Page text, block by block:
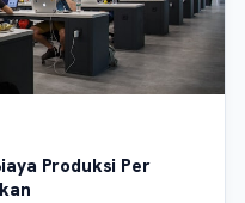
Produksi Per